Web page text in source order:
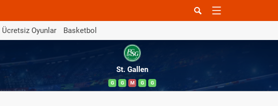
Ücretsiz Oyunlar Basketbol
St. Gallen
G G M G G